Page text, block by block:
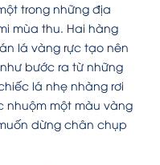
trong những địa
mùa thu. Hai hàng
lá vàng rực tạo nên
bước ra từ những
lá nhẹ nhàng rơi
nhuộm một màu vàng
dừng chân chụp